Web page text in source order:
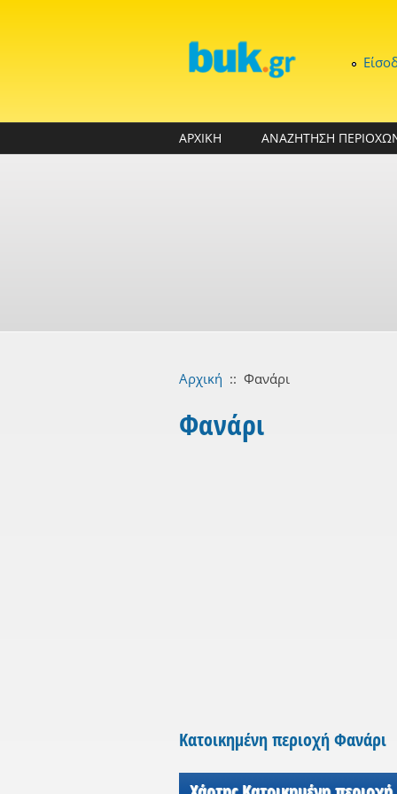
ΑΡΧΙΚΗ ΑΝΑΖΗΤΗΣΗ
Αρχική :: Φανάρι
Φανάρι
Κατοικημένη περιοχή Φανάρι